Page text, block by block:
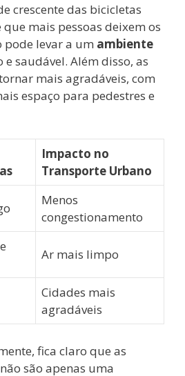
crescente das bicicletas
mais pessoas deixem os
pode levar a um ambiente
saudável. Além disso, as
mais agradáveis, com
espaço para pedestres e
Impacto no
Transporte Urbano
Menos
congestionamento
Ar mais limpo
Cidades mais
agradáveis
fica claro que as
são apenas uma